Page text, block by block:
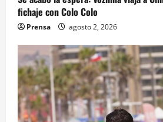
fichaje con Colo Colo
Prensa agosto 2, 2026